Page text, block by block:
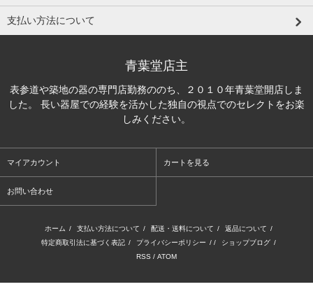
支払い方法について
青葉堂店主
表参道や築地の器の専門店勤務ののち、２０１０年青葉堂開店しま
した。 長い器屋での経験を活かした独自の視点でのセレクトをお楽
しみください。
マイアカウント カートを見る
お問い合わせ
ホーム / 支払い方法について / 配送・送料について / 返品について /
特定商取引法に基づく表記 / プライバシーポリシー / / ショップブログ /
RSS / ATOM